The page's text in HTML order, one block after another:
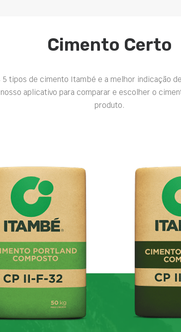
Cimento Certo
5 tipos de cimento Itambé e a melhor indicação
aplicativo para comparar e escolher o
produto.